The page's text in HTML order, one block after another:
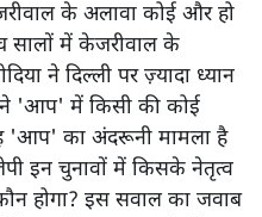
के अलावा कोई और हो
सालों में केजरीवाल के
ने दिल्ली पर ज़्यादा ध्यान
'आप' में किसी की कोई
'आप' का अंदरूनी मामला है
इन चुनावों में किसके नेतृत्व
होगा? इस सवाल का जवाब